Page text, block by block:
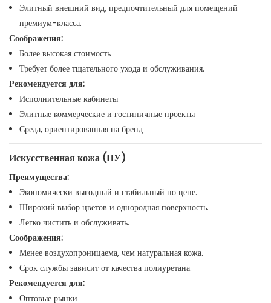
Элитный внешний вид, предпочтительный для помещений
премиум-класса.
Соображения:
Более высокая стоимость
Требует более тщательного ухода и обслуживания.
Рекомендуется для:
Исполнительные кабинеты
Элитные коммерческие и гостиничные проекты
Среда, ориентированная на бренд
Искусственная кожа (ПУ)
Преимущества:
Экономически выгодный и стабильный по цене.
Широкий выбор цветов и однородная поверхность.
Легко чистить и обслуживать.
Соображения:
Менее воздухопроницаема, чем натуральная кожа.
Срок службы зависит от качества полиуретана.
Рекомендуется для:
Оптовые рынки